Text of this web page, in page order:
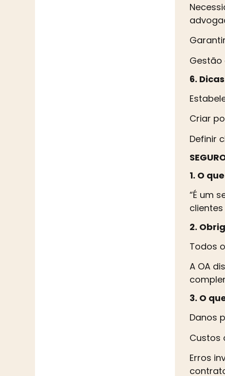
Gestão
6.
Criar
Definir
1. O
“É um
2.
Todos
A OA
3. O
Danos
Custos
Erros